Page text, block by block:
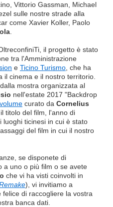
Vittorio Gassman, Michael
sulle nostre strade alla
come Xavier Koller, Paolo
il progetto è stato
tra l'Amministrazione
e Ticino Turismo , che ha
cinema e il nostro territorio.
mostra organizzata al
nell'estate 2017 "Backdrop
curato da Cornelius
titolo del film, l'anno di
luoghi ticinesi in cui è stato
del film in cui il nostro
se disponete di
a uno o più film o se avete
che vi ha visti coinvolti in
), vi invitiamo a
felice di raccogliere la vostra
banca dati.